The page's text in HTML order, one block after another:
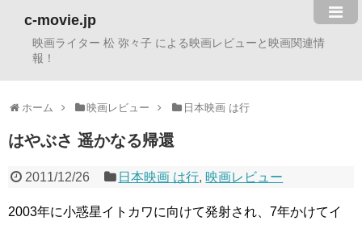
c-movie.jp
映画ライター 松 弥々子 による映画レビューと映画関連情
報！
ホーム 映画レビュー 日本映画 は行
はやぶさ 遥かなる帰還
2011/12/26 日本映画 は行, 映画レビュー
2003年に小惑星イトカワに向けて発射され、7年かけてイ